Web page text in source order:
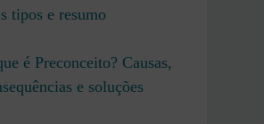
tipos e resumo
é Preconceito? Causas,
e soluções